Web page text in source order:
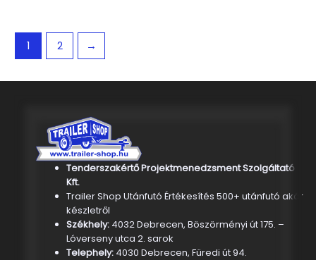
1 2 →
Tenderszakértő Projektmenedzsment Szolgáltató
Kft.
Trailer Shop Utánfutó Értékesítés 500+ utánfutó akár
készletről
Székhely: 4032 Debrecen, Böszörményi út 175. –
Lóverseny utca 2. sarok
Telephely:4030 Debrecen, Füredi út 94.